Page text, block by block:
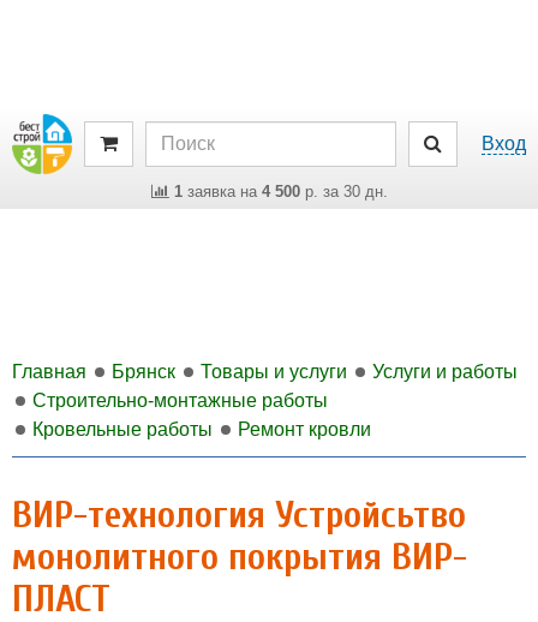
Вход
1заявка на 4 500р. за 30 дн.
Главная Брянск Товары и услуги
Услуги и работы
Строительно-монтажные работы
Кровельные работы
Ремонт кровли
ВИР-технология Устройсьтво
монолитного покрытия ВИР-
ПЛАСТ